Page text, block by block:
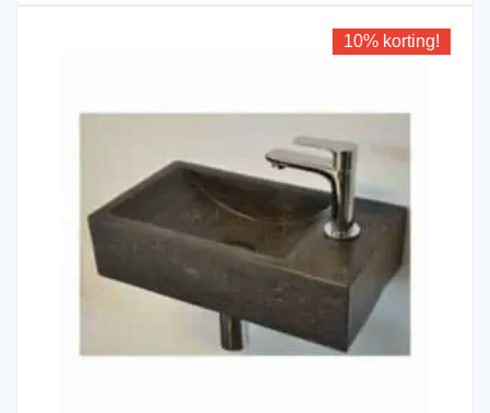
10% korting!